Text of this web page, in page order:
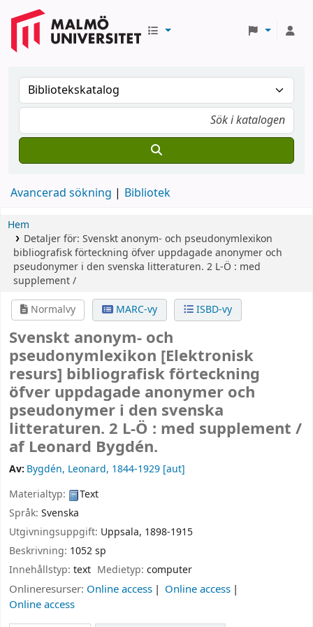
Avancerad sökning Bibliotek
Hem
Detaljer för: Svenskt anonym- och pseudonymlexikon
bibliografisk förteckning öfver uppdagade anonymer och
pseudonymer i den svenska litteraturen. 2 L-Ö : med
supplement /
Normalvy
MARC-vy ISBD-vy
Svenskt anonym- och
pseudonymlexikon [Elektronisk
resurs] bibliografisk förteckning
öfver uppdagade anonymer och
pseudonymer i den svenska
litteraturen. 2 L-Ö : med supplement /
af Leonard Bygdén.
Av: Bygdén, Leonard, 1844-1929 [aut]
Materialtyp:
Text
Språk: Svenska
Utgivningsuppgift: Uppsala, 1898-1915
Beskrivning: 1052 sp
Innehållstyp: text Medietyp:computer
Onlineresurser: Online access
Online access
Online access